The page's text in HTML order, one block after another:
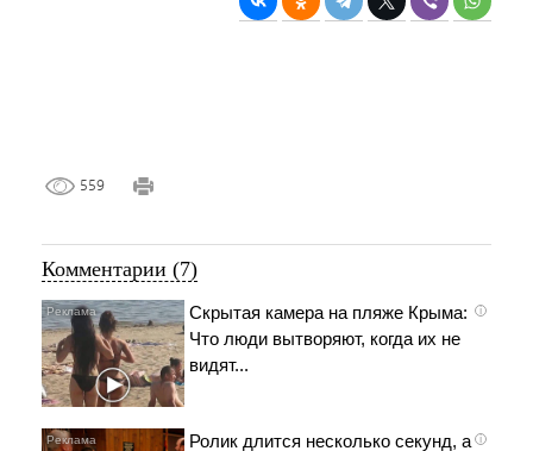
559
Комментарии (7)
i
Скрытая камера на пляже Крыма:
Что люди вытворяют, когда их не
видят...
i
Ролик длится несколько секунд, а